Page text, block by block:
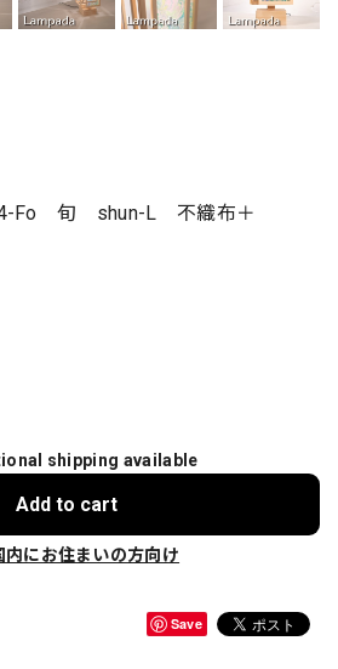
Fo 旬 shun-L 不織布＋
shipping available
Add to cart
内にお住まいの方向け
Save